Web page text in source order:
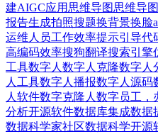
建AIGC应用 思维导图思维导
报告生成拍照搜题换背景换脸
运维人员工作效率提示引导代
高编码效率搜狗翻译搜索引擎
工具数字人 数字人克隆数字人
人工具数字人播报数字人源码
人软件数字克隆人 数字员工，
分析开源软件数据库集成数据
数据科学家社区数据科学开源